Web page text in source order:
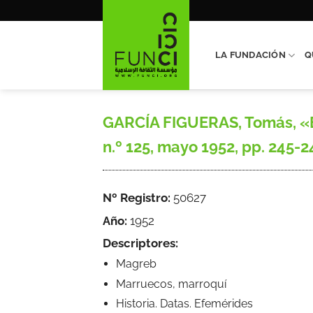
LA FUNDACIÓN
GARCÍA FIGUERAS,
n.º 125, mayo 1952, pp. 245-
Nº Registro: 50627
Año: 1952
Descriptores:
Magreb
Marruecos, marroquí
Historia. Datas. Efemérides